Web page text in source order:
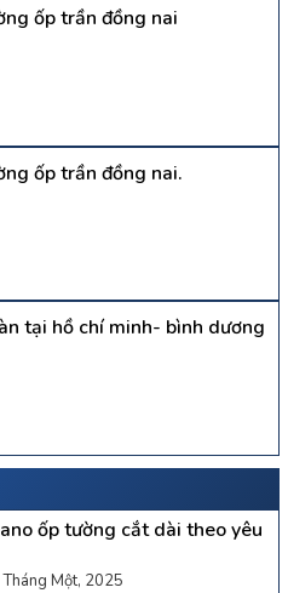
ốp trần đồng nai
ốp trần đồng nai.
tại hồ chí minh- bình dương
ốp tường cắt dài theo yêu
Một, 2025